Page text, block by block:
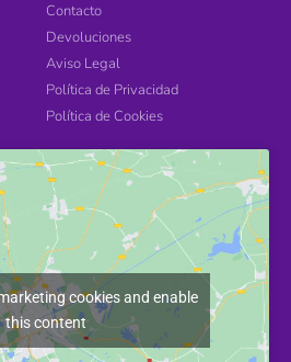
Contacto
Devoluciones
Aviso Legal
Política de Privacidad
Política de Cookies
cookies and enable
this content